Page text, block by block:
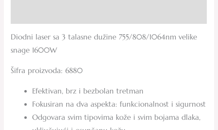
Diodni laser sa 3 talasne dužine 755/808/1064nm velike
snage 1600W
Šifra proizvoda: 6880
Efektivan, brz i bezbolan tretman
Fokusiran na dva aspekta: funkcionalnost i sigurnost
Odgovara svim tipovima kože i svim bojama dlaka,